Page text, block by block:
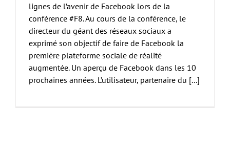
lignes de l’avenir de Facebook lors de la
conférence #F8. Au cours de la conférence, le
directeur du géant des réseaux sociaux a
exprimé son objectif de faire de Facebook la
première plateforme sociale de réalité
augmentée. Un aperçu de Facebook dans les 10
prochaines années. L’utilisateur, partenaire du [...]